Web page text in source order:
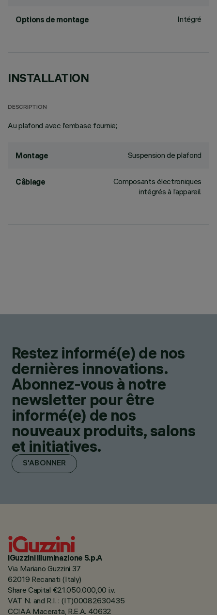
Options de montage Intégré
INSTALLATION
DESCRIPTION
Au plafond avec l’embase fournie;
Montage Suspension de plafond
Câblage
Composants électroniques
intégrés à l’appareil.
Restez informé(e) de nos
dernières innovations.
Abonnez-vous à notre
newsletter pour être
informé(e) de nos
nouveaux produits, salons
et initiatives.
S'ABONNER
iGuzzini illuminazione S.p.A
Via Mariano Guzzini 37
62019 Recanati (Italy)
Share Capital €21.050.000,00 i.v.
VAT N. and R.I. : (IT)00082630435
CCIAA Macerata, R.E.A. 40632